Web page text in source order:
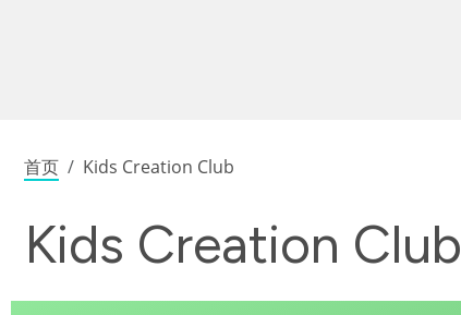
面包屑
首页 Kids Creation Club
Kids Creation Club